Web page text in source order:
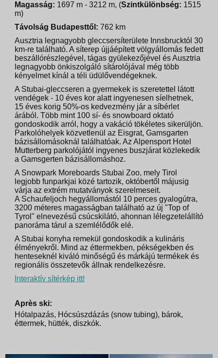
Magasság: 1697 m - 3212 m, (Szintkülönbség: 1515
m)
Távolság Budapesttől: 762 km
Ausztria legnagyobb gleccsersíterülete Innsbrucktól 30
km-re található. A síterep újjáépített völgyállomás fedett
beszállórészlegével, tágas gyülekezőjével és Ausztria
legnagyobb önkiszolgáló sítárolójával még több
kényelmet kínál a téli üdülővendégeknek.
A Stubai-gleccseren a gyermekek is szeretettel látott
vendégek - 10 éves kor alatt ingyenesen síelhetnek,
15 éves korig 50%-os kedvezmény jár a síbérlet
árából. Több mint 100 sí- és snowboard oktató
gondoskodik arról, hogy a vakáció tökéletes sikerüljön.
Parkolóhelyek közvetlenül az Eisgrat, Gamsgarten
bázisállomásoknál találhatóak. Az Alpensport Hotel
Mutterberg parkolójától ingyenes buszjárat közlekedik
a Gamsgerten bázisállomáshoz.
A Snowpark Moreboards Stubai Zoo, mely Tirol
legjobb funparkjai közé tartozik, októbertől májusig
várja az extrém mutatványok szerelmeseit.
A Schaufeljoch hegyállomástól 10 perces gyalogútra,
3200 méteres magasságban található az új "Top of
Tyrol" elnevezésű csúcskilátó, ahonnan lélegzetelállító
panoráma tárul a szemlélődők elé.
A Stubai konyha remekül gondoskodik a kulináris
élményekről. Mind az éttermekben, pékségekben és
henteseknél kiváló minőségű és márkájú termékek és
regionális összetevők állnak rendelkezésre.
Interaktív sítérkép itt!
Après ski:
Hótalpazás, Hócsúszdázás (snow tubing), bárok,
éttermek, hütték, diszkók.